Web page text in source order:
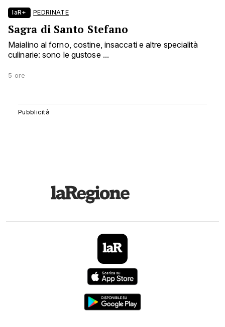
laR+ PEDRINATE
Sagra di Santo Stefano
Maialino al forno, costine, insaccati e altre specialità
culinarie: sono le gustose ...
5 ore